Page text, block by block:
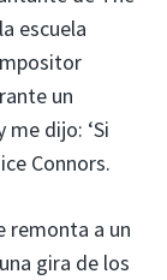
escuela
un
dijo: ‘Si
Connors.
remonta a un
gira de los